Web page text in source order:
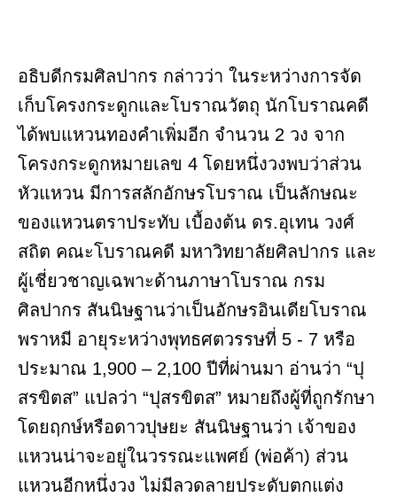
อธิบดีกรมศิลปากร กล่าวว่า ในระหว่างการจัด
เก็บโครงกระดูกและโบราณวัตถุ นักโบราณคดี
ได้พบแหวนทองคำเพิ่มอีก จำนวน 2 วง จาก
โครงกระดูกหมายเลข 4 โดยหนึ่งวงพบว่าส่วน
หัวแหวน มีการสลักอักษรโบราณ เป็นลักษณะ
ของแหวนตราประทับ เบื้องต้น ดร.อุเทน วงศ์
สถิต คณะโบราณคดี มหาวิทยาลัยศิลปากร และ
ผู้เชี่ยวชาญเฉพาะด้านภาษาโบราณ กรม
ศิลปากร สันนิษฐานว่าเป็นอักษรอินเดียโบราณ
พราหมี อายุระหว่างพุทธศตวรรษที่ 5 - 7 หรือ
ประมาณ 1,900 – 2,100 ปีที่ผ่านมา อ่านว่า “ปุ
สรขิตส” แปลว่า “ปุสรขิตส” หมายถึงผู้ที่ถูกรักษา
โดยฤกษ์หรือดาวปุษยะ สันนิษฐานว่า เจ้าของ
แหวนน่าจะอยู่ในวรรณะแพศย์ (พ่อค้า) ส่วน
แหวนอีกหนึ่งวง ไม่มีลวดลายประดับตกแต่ง